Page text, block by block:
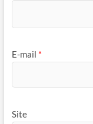
E-mail *
Site